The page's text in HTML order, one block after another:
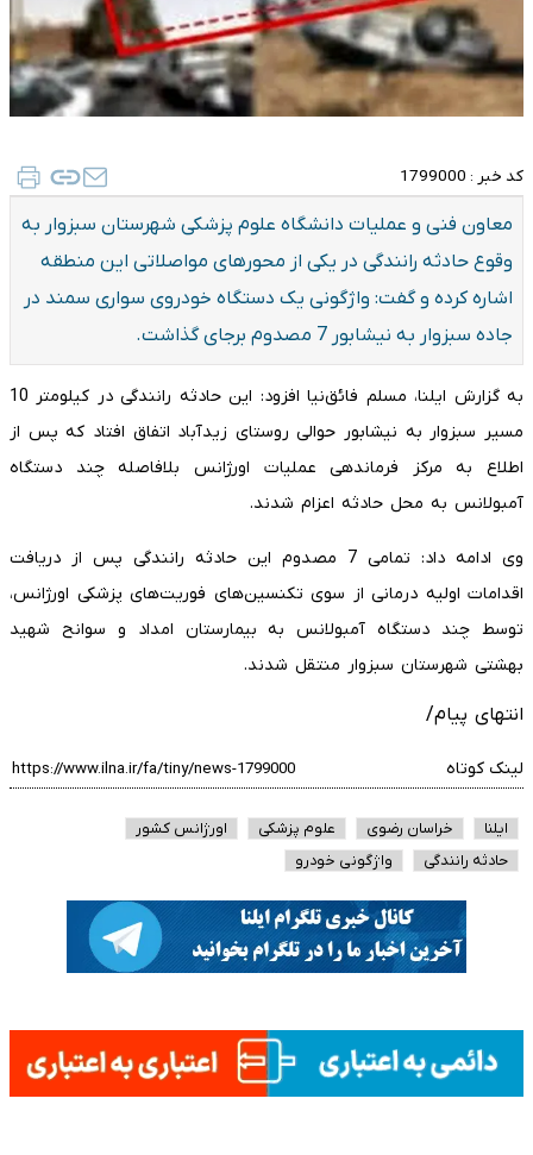
کد خبر : 1799000
معاون فنی و عملیات دانشگاه علوم پزشکی شهرستان سبزوار به
وقوع حادثه رانندگی در یکی از محورهای مواصلاتی این منطقه
اشاره کرده و گفت: واژگونی یک دستگاه خودروی سواری سمند در
جاده سبزوار به نیشابور 7 مصدوم برجای گذاشت.
به گزارش ایلنا، مسلم فائق‌نیا افزود: این حادثه رانندگی در کیلومتر 10
مسیر سبزوار به نیشابور حوالی روستای زیدآباد اتفاق افتاد که پس از
اطلاع به مرکز فرماندهی عملیات اورژانس بلافاصله چند دستگاه
آمبولانس به محل حادثه اعزام شدند.
وی ادامه داد: تمامی 7 مصدوم این حادثه رانندگی پس از دریافت
اقدامات اولیه درمانی از سوی تکنسین‌های فوریت‌های پزشکی اورژانس،
توسط چند دستگاه آمبولانس به بیمارستان امداد و سوانح شهید
بهشتی شهرستان سبزوار منتقل شدند.
انتهای پیام/
لینک کوتاه
ایلنا خراسان رضوی علوم پزشکی
اورژانس کشور
حادثه رانندگی
واژگونی خودرو